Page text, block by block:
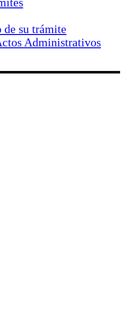
de su trámite
Administrativos